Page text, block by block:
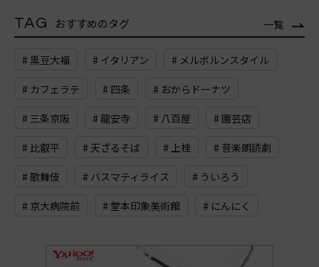
TAG おすすめのタグ 一覧
# 黒豆大福 # イタリアン # メルボルンスタイル
# カフェラテ # 四条 # おからドーナツ
# 三条京阪 # 龍安寺 # 八百屋 # 園芸店
# 比叡平 # 天ざるそば # 上桂 # 音楽朗読劇
# 歌舞伎 # バスマティライス # ういろう
# 京大病院前 # 堂本印象美術館 # にんにく